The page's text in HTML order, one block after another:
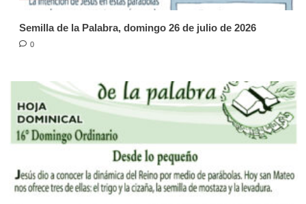
Semilla de la Palabra, domingo 26 de julio de 2026
0